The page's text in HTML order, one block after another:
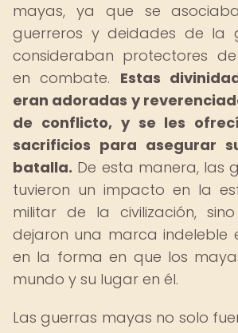
mayas, ya que se
guerreros y deidades de la
consideraban protectores
en combate. Estas
eran adoradas y
de conflicto, y se les
sacrificios para asegurar
batalla. De esta manera, las
tuvieron un impacto en la
militar de la civilización,
dejaron una marca indeleble
en la forma en que los
mundo y su lugar en él.
Las guerras mayas no solo